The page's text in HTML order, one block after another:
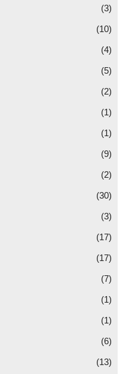
(3)
(10)
(4)
(5)
(2)
(1)
(1)
(9)
(2)
(30)
(3)
(17)
(17)
(7)
(1)
(1)
(6)
(13)